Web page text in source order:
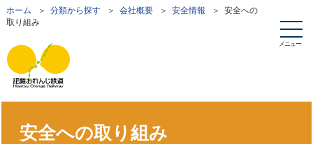
ホーム ＞ 分類から探す＞ 会社概要＞ 安全情報 ＞ 安全への
取り組み
メニュー
安全への取り組み